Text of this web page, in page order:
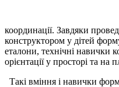
координації. Завдяки
конструктором у дітей
еталони, технічні навички
орієнтації у просторі та на
Такі вміння і навички